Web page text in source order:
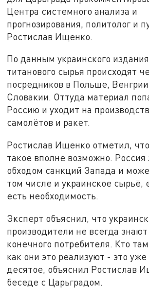
Центра системного анализа и
прогнозирования, политолог и
Ростислав Ищенко.
По данным украинского
титанового сырья происходят
посредников в Польше,
Словакии. Оттуда материал
Россию и уходит на
самолётов и ракет.
Ростислав Ищенко отметил,
такое вполне возможно. Россия
обходом санкций Запада и
том числе и украинское сырьё,
есть необходимость.
Эксперт объяснил, что
производители не всегда знают
конечного потребителя. Кто
как они это реализуют - это
десятое, объяснил Ростислав
беседе с Царьградом.